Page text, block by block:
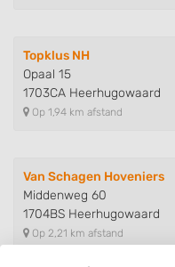
Topklus NH
Opaal 15
1703CA Heerhugowaard
Op 1,94 km afstand
Van Schagen Hoveniers
Middenweg 60
1704BS Heerhugowaard
Op 2,21 km afstand